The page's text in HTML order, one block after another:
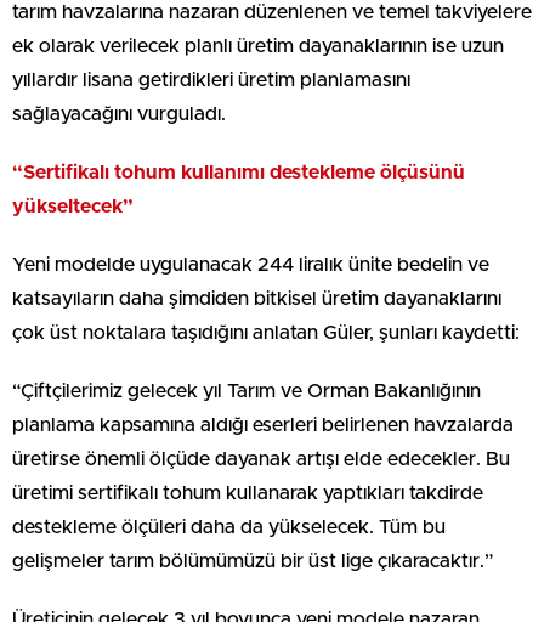
tarım havzalarına nazaran düzenlenen ve temel takviyelere
ek olarak verilecek planlı üretim dayanaklarının ise uzun
yıllardır lisana getirdikleri üretim planlamasını
sağlayacağını vurguladı.
“Sertifikalı tohum kullanımı destekleme ölçüsünü
yükseltecek”
Yeni modelde uygulanacak 244 liralık ünite bedelin ve
katsayıların daha şimdiden bitkisel üretim dayanaklarını
çok üst noktalara taşıdığını anlatan Güler, şunları kaydetti:
“Çiftçilerimiz gelecek yıl Tarım ve Orman Bakanlığının
planlama kapsamına aldığı eserleri belirlenen havzalarda
üretirse önemli ölçüde dayanak artışı elde edecekler. Bu
üretimi sertifikalı tohum kullanarak yaptıkları takdirde
destekleme ölçüleri daha da yükselecek. Tüm bu
gelişmeler tarım bölümümüzü bir üst lige çıkaracaktır.”